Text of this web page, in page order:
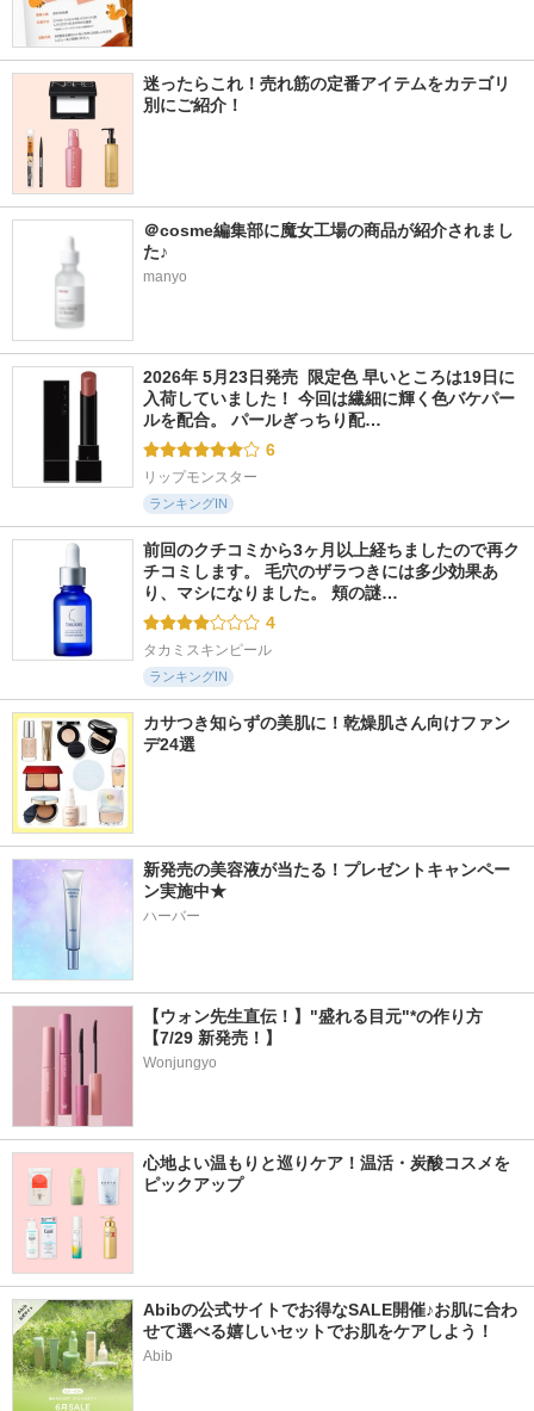
迷ったらこれ！売れ筋の定番アイテムをカテゴリ
別にご紹介！
＠cosme編集部に魔女工場の商品が紹介されまし
た♪
manyo
2026年 5月23日発売  限定色 早いところは19日に
入荷していました！ 今回は繊細に輝く色バケパー
ルを配合。 パールぎっちり配…
6
リップモンスター
ランキングIN
前回のクチコミから3ヶ月以上経ちましたので再ク
チコミします。 毛穴のザラつきには多少効果あ
り、マシになりました。 頬の謎…
4
タカミスキンピール
ランキングIN
カサつき知らずの美肌に！乾燥肌さん向けファン
デ24選
新発売の美容液が当たる！プレゼントキャンペー
ン実施中★
ハーバー
【ウォン先生直伝！】"盛れる目元"*の作り方
【7/29 新発売！】
Wonjungyo
心地よい温もりと巡りケア！温活・炭酸コスメを
ピックアップ
Abibの公式サイトでお得なSALE開催♪お肌に合わ
せて選べる嬉しいセットでお肌をケアしよう！
Abib